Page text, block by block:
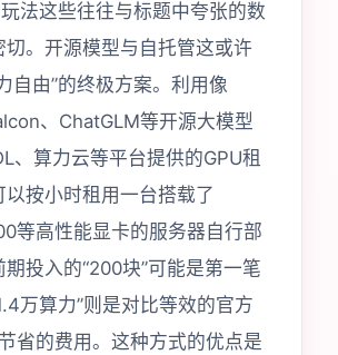
玩法这些往往与标题中夸张的数
切。开源模型与自托管这或许
自由”的终极方案。利用像
、ChatGLM等开源大模型
、算力云等平台提供的GPU租
以按小时租用一台搭载了
等高性能显卡的服务器自行部
投入的“200块”可能是第一笔
万算力”则是对比等效的官方
省的费用。这种方式的优点是